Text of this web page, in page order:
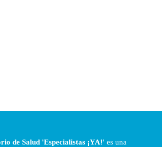
de Salud 'Especialistas ¡YA!' es una